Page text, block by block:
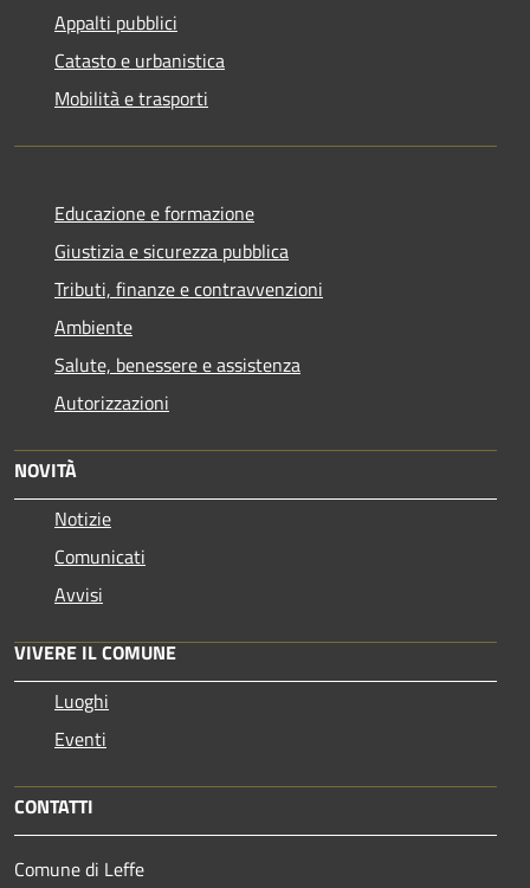
Appalti pubblici
Catasto e urbanistica
Mobilità e trasporti
Educazione e formazione
Giustizia e sicurezza pubblica
Tributi, finanze e contravvenzioni
Ambiente
Salute, benessere e assistenza
Autorizzazioni
NOVITÀ
Notizie
Comunicati
Avvisi
VIVERE IL COMUNE
Luoghi
Eventi
CONTATTI
Comune di Leffe